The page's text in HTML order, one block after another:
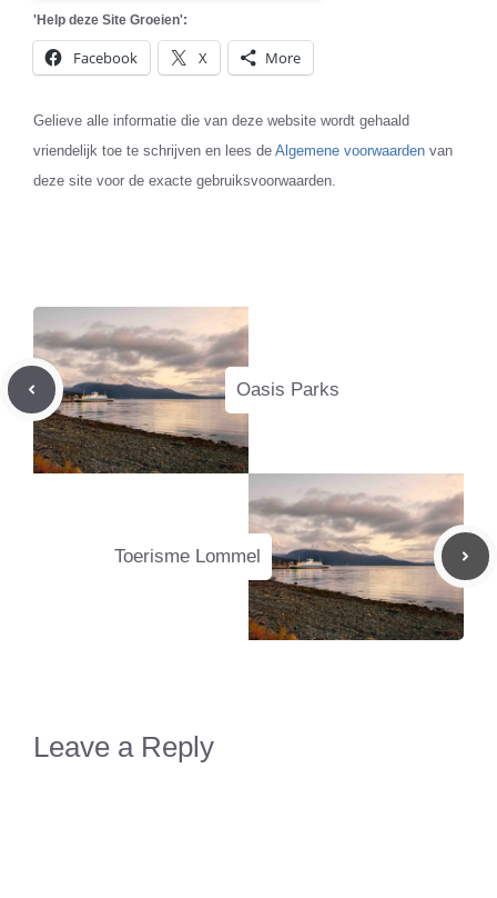
'Help deze Site Groeien':
Facebook X More
Gelieve alle informatie die van deze website wordt gehaald
vriendelijk toe te schrijven en lees de Algemene voorwaarden van
deze site voor de exacte gebruiksvoorwaarden.
Oasis Parks
Toerisme Lommel
Leave a Reply